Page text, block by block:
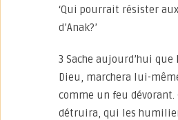
‘Qui pourrait résister
d’Anak?’
3 Sache aujourd’hui que
Dieu, marchera lui-
comme un feu dévorant.
détruira, qui les